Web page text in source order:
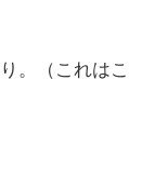
。（これはこ